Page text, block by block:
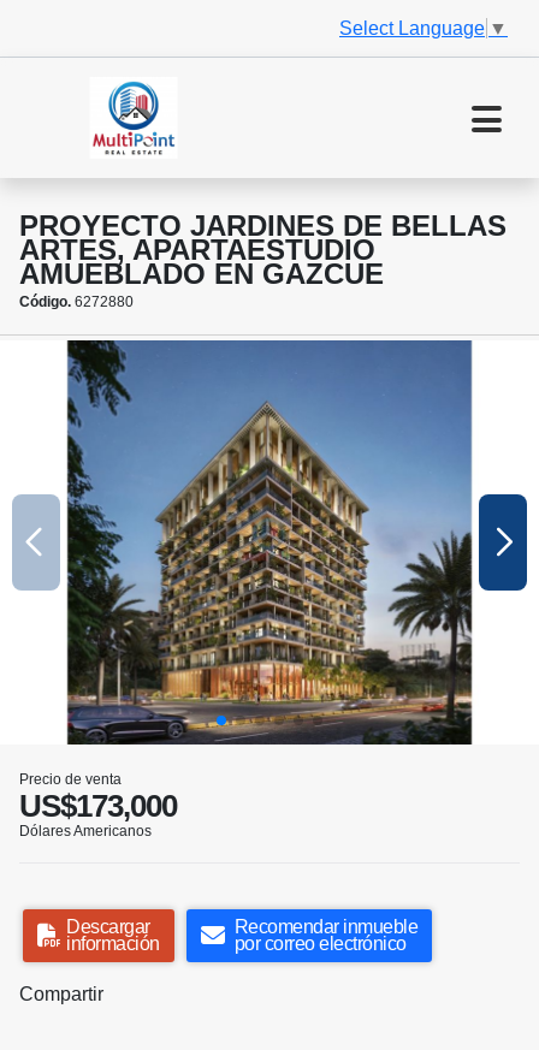
Select Language ▼
PROYECTO JARDINES DE BELLAS
ARTES, APARTAESTUDIO
AMUEBLADO EN GAZCUE
Código. 6272880
Precio de venta
US$173,000
Dólares Americanos
Descargar
información
Recomendar inmueble
por correo electrónico
Compartir